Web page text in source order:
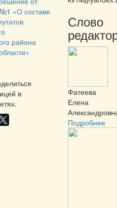
«О составе
района
в
Слово
Фатеева
Елена
Подробнее